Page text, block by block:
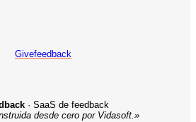
· SaaS de feedback
desde cero por Vidasoft.»